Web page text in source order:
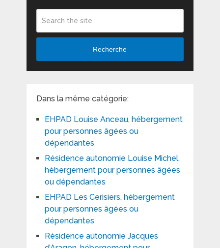
Recherche
Dans la même catégorie:
EHPAD Louise Anceau, hébergement
pour personnes âgées ou
dépendantes
Résidence autonomie Louise Michel,
hébergement pour personnes âgées
ou dépendantes
EHPAD Les Cerisiers, hébergement
pour personnes âgées ou
dépendantes
Résidence autonomie Jacques